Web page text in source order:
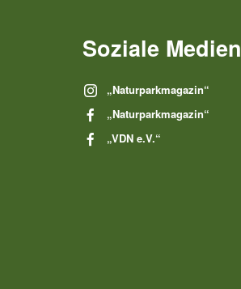
Soziale Medien
„Naturparkmagazin“
„Naturparkmagazin“
„VDN e.V.“